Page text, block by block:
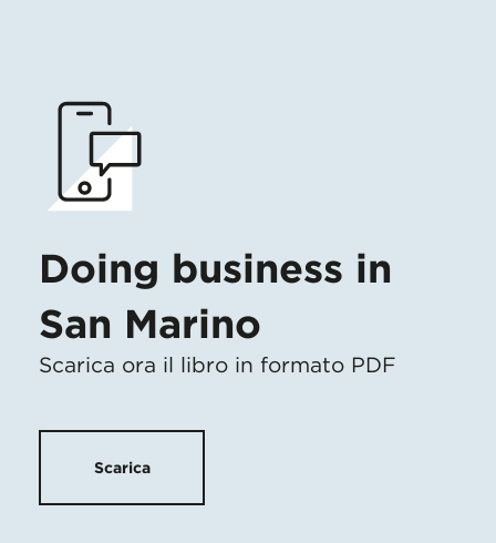
Doing business in
San Marino
Scarica ora il libro in formato PDF
Scarica